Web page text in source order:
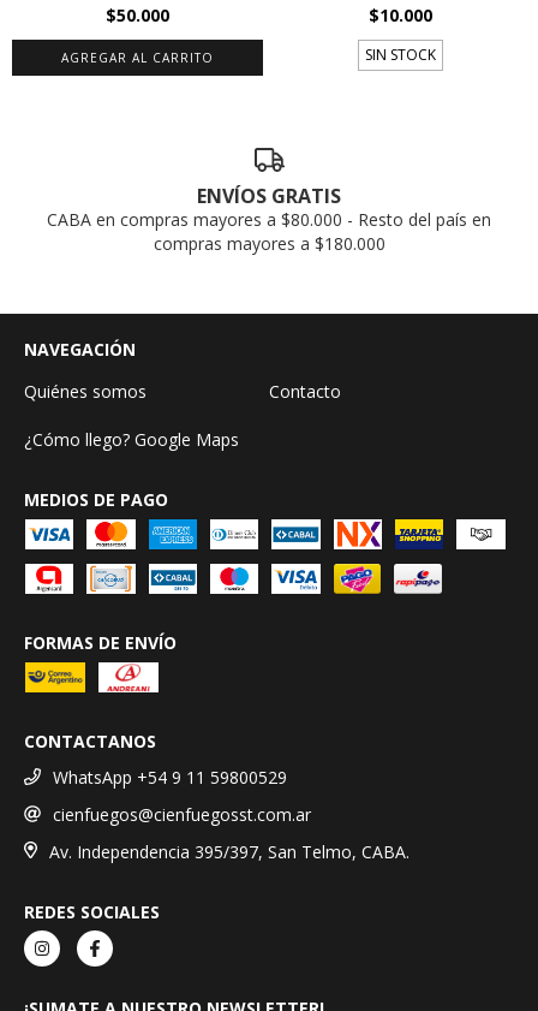
$50.000 $10.000
SIN STOCK
ENVÍOS GRATIS
CABA en compras mayores a $80.000 - Resto del país en
compras mayores a $180.000
NAVEGACIÓN
Quiénes somos
Contacto
¿Cómo llego? Google Maps
MEDIOS DE PAGO
FORMAS DE ENVÍO
CONTACTANOS
WhatsApp +54 9 11 59800529
cienfuegos@cienfuegosst.com.ar
Av. Independencia 395/397, San Telmo, CABA.
REDES SOCIALES